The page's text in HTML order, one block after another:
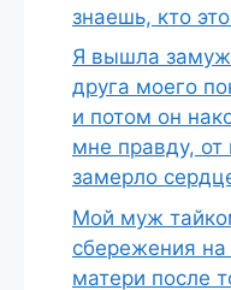
знаешь, кто
Я вышла
друга моего
и потом он
мне правду, от
замерло
Мой муж
сбережения
матери после